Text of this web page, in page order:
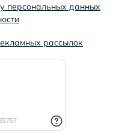
персональных данных
рассылок